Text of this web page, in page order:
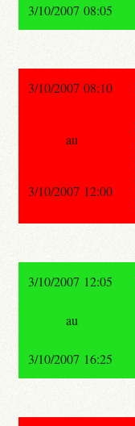
3/10/2007 08:05
3/10/2007 08:10
au
3/10/2007 12:00
3/10/2007 12:05
au
3/10/2007 16:25